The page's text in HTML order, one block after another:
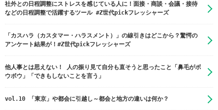
社外との日程調整にストレスを感じている人に！面接・商談・会議・接待
などの日程調整で活躍するツール #Z世代pickフレッシャーズ
「カスハラ（カスタマー・ハラスメント）」の線引きはどこから？驚愕の
アンケート結果が！#Z世代pickフレッシャーズ
他人事とは思えない！ 人の振り見て自分も直そうと思ったこと「鼻毛がボ
ウボウ」「できもしないことを言う」
vol.10 「東京」や都会に引越し～都会と地方の違いは何か？